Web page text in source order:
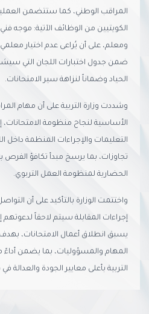
المراقب الوطني، كما ستتضمن العملية
الكويتيين من الوظائف الآتية: موجه
ومعلم، على أن يُراعى عدم اختيار معلمي
ضمن جدول اختبارات اللجان التي
الحياد وضماناً لنزاهة سير الامتحانات.
وشددت وزارة التربية على أن مهام
الأساسية لنجاح منظومة الامتحانات،
التعليمات والإجراءات المنظمة داخل
تجاوزات، بما يرسخ مبدأ تكافؤ
الحضارية لمنظومة العمل التربوي.
واختتمت الوزارة بالتأكيد على أن
إجراءات المقابلة سيتم لاحقاً لدعوتهم
يسبق انطلاق أعمال الامتحانات،
المهام والمسؤوليات، بما يضمن أداءً
التربية بأعلى معايير الجودة والعدالة